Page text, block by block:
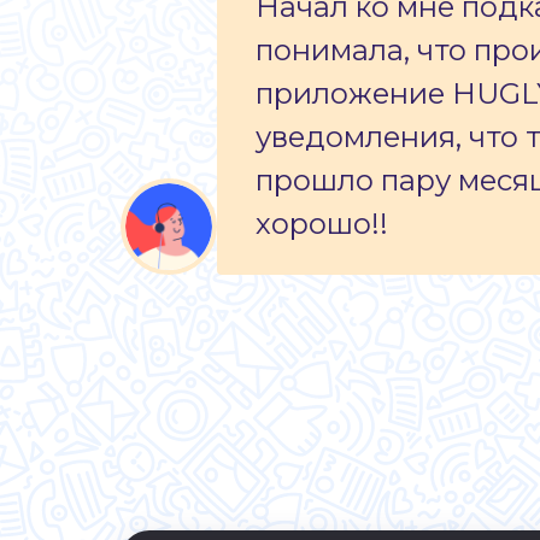
понимала, что
приложение
уведомления, что
прошло пару
хорошо!!